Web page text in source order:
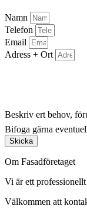
Namn
Telefon
Email
Adress + Ort
Beskriv ert behov,
Bifoga gärna
Skicka
Om Fasadföretaget
Vi är ett
Välkommen att